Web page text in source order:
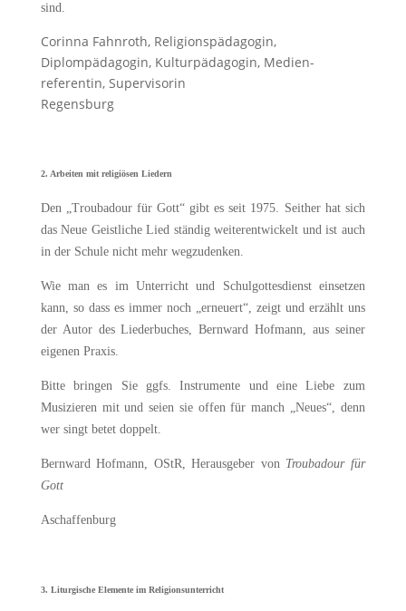
sind.
Corinna Fahnroth, Religionspädagogin,
Diplompädagogin, Kulturpädagogin, Medien-
referentin, Supervisorin
Regensburg
2. Arbeiten mit religiösen Liedern
Den „Troubadour für Gott“ gibt es seit 1975. Seither hat sich
das Neue Geistliche Lied ständig weiterentwickelt und ist auch
in der Schule nicht mehr wegzudenken.
Wie man es im Unterricht und Schulgottesdienst einsetzen
kann, so dass es immer noch „erneuert“, zeigt und erzählt uns
der Autor des Liederbuches, Bernward Hofmann, aus seiner
eigenen Praxis.
Bitte bringen Sie ggfs. Instrumente und eine Liebe zum
Musizieren mit und seien sie offen für manch „Neues“, denn
wer singt betet doppelt.
Bernward Hofmann, OStR, Herausgeber von Troubadour für
Gott
Aschaffenburg
3. Liturgische Elemente im Religionsunterricht